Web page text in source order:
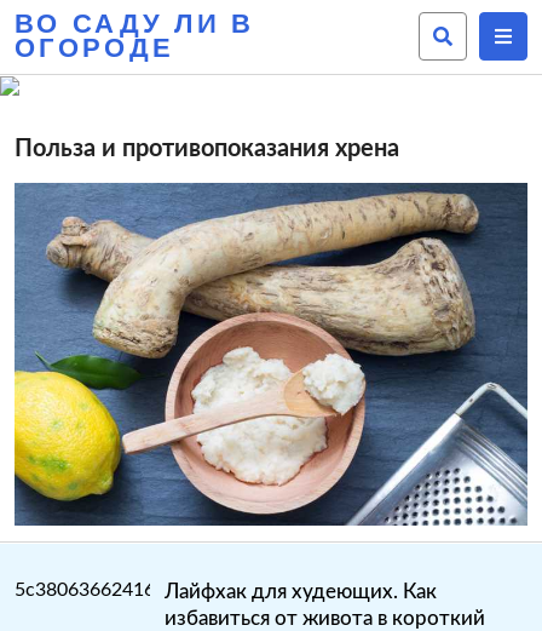
ВО САДУ ЛИ В
ОГОРОДЕ
Польза и противопоказания хрена
Лайфхак для худеющих. Как
избавиться от живота в короткий